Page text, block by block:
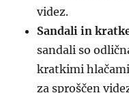
videz.
Sandali in
sandali so
kratkimi
za sproščen